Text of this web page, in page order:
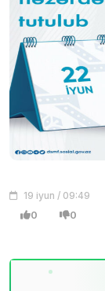
19 iyun / 09:49
0 0